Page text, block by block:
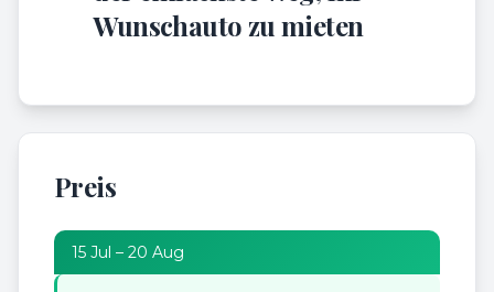
Wunschauto zu mieten
Preis
15 Jul – 20 Aug